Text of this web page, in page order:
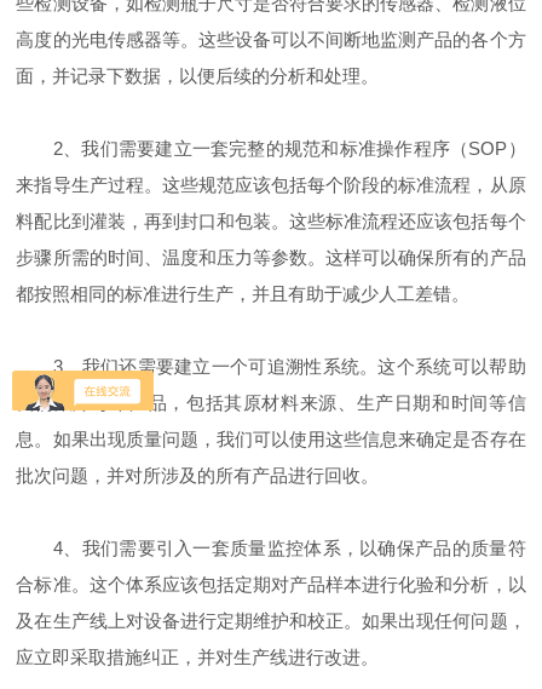
高度的光电传感器等。这些设备可以不间断地监测产品的各个方
面，并记录下数据，以便后续的分析和处理。
2、我们需要建立一套完整的规范和标准操作程序（SOP）
来指导生产过程。这些规范应该包括每个阶段的标准流程，从原
料配比到灌装，再到封口和包装。这些标准流程还应该包括每个
步骤所需的时间、温度和压力等参数。这样可以确保所有的产品
都按照相同的标准进行生产，并且有助于减少人工差错。
3、我们还需要建立一个可追溯性系统。这个系统可以帮助
我们跟踪每个产品，包括其原材料来源、生产日期和时间等信
息。如果出现质量问题，我们可以使用这些信息来确定是否存在
批次问题，并对所涉及的所有产品进行回收。
4、我们需要引入一套质量监控体系，以确保产品的质量符
合标准。这个体系应该包括定期对产品样本进行化验和分析，以
及在生产线上对设备进行定期维护和校正。如果出现任何问题，
应立即采取措施纠正，并对生产线进行改进。